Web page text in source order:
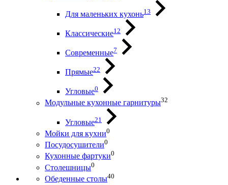
Для маленьких кухонь13
Классические12
Современные7
Прямые22
Угловые0
Модульные кухонные гарнитуры32
Угловые21
Мойки для кухни0
Посудосушители0
Кухонные фартуки0
Столешницы0
Обеденные столы40